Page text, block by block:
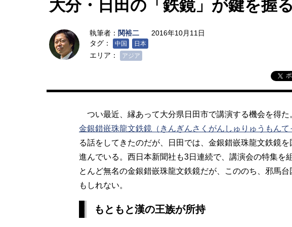
大分・日田の「鉄鏡」が鍵を握
執筆者： 関裕二
2016年10月11日
タグ：
中国 日本
エリア： アジア
つい最近、縁あって大分県日田市で講演する機会を得た
金銀錯嵌珠龍文鉄鏡（きんぎんさくがんしゅりゅうもんて
る話をしてきたのだが、日田では、金銀錯嵌珠龍文鉄鏡
進んでいる。西日本新聞社も3日連続で、講演会の特集を
とんど無名の金銀錯嵌珠龍文鉄鏡だが、こののち、邪馬
もしれない。
もともと漢の王族が所持